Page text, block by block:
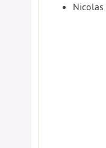
Nicolas